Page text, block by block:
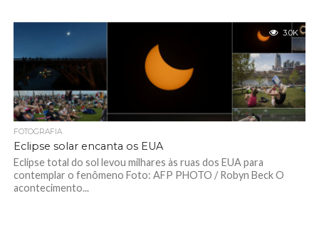
3.0K
FOTOGRAFIA
Eclipse solar encanta os EUA
Eclipse total do sol levou milhares às ruas dos EUA para
contemplar o fenômeno Foto: AFP PHOTO / Robyn Beck O
acontecimento...